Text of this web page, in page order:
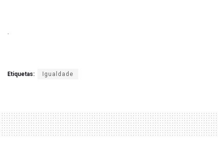
.
Etiquetas: Igualdade